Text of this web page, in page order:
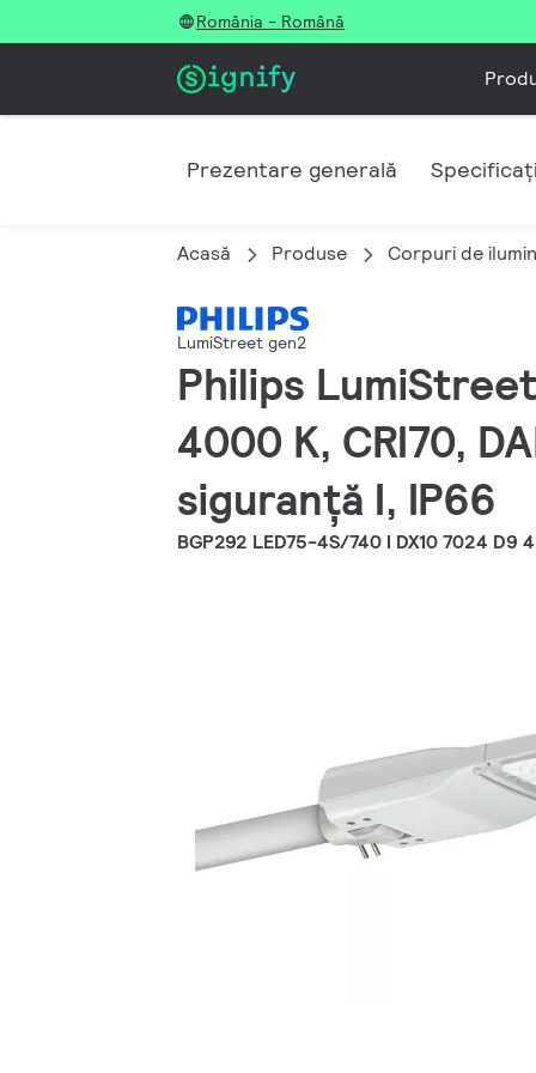
România - Română
Prezentare generală
Acasă Produse Corpuri de
LumiStreet gen2
Philips
4000 K, CRI70,
siguranță I, IP66
BGP292 LED75-4S/740 I DX10 7024 D9